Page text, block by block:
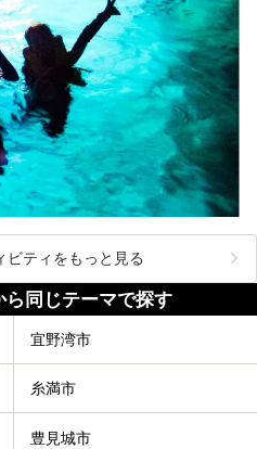
ビティをもっと見る
同じテーマで探す
宜野湾市
糸満市
豊見城市